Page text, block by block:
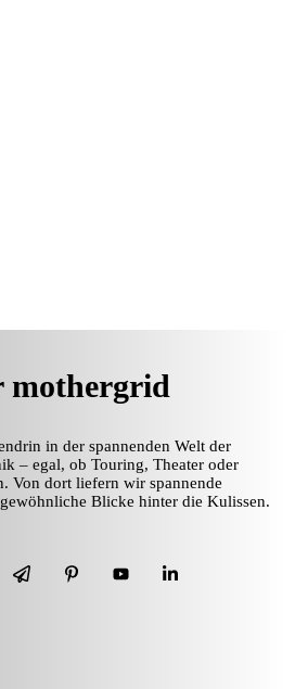
mothergrid
in der spannenden Welt der
– egal, ob Touring, Theater oder
Von dort liefern wir spannende
Blicke hinter die Kulissen.